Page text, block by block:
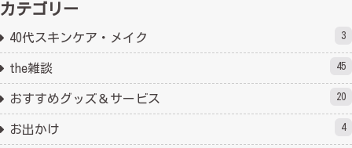
カテゴリー
40代スキンケア・メイク 3
the雑談 45
おすすめグッズ＆サービス 20
お出かけ 4